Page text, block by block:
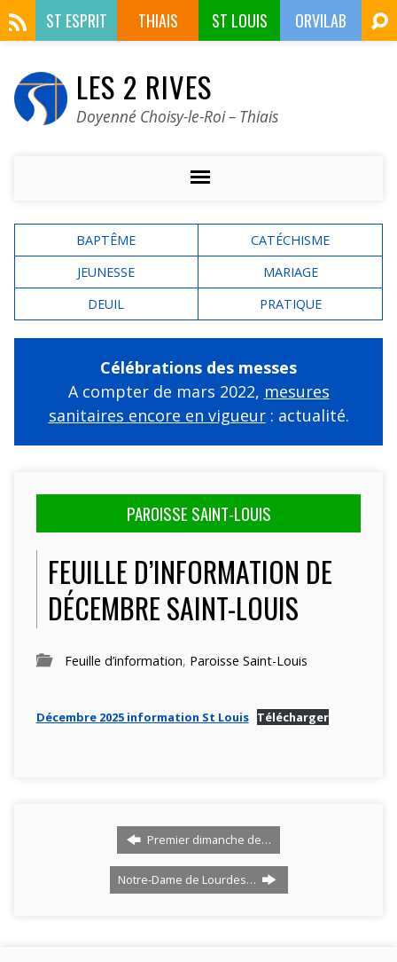
ST ESPRIT THIAIS ST LOUIS ORVILAB
LES 2 RIVES
Doyenné Choisy-le-Roi – Thiais
BAPTÊME
CATÉCHISME
JEUNESSE
MARIAGE
DEUIL
PRATIQUE
Célébrations des messes
A compter de mars 2022, mesures
sanitaires encore en vigueur: actualité.
PAROISSE SAINT-LOUIS
FEUILLE D’INFORMATION DE
DÉCEMBRE SAINT-LOUIS
Feuille d’information, Paroisse Saint-Louis
Décembre 2025 information St Louis Télécharger
Premier dimanche de…
Notre-Dame de Lourdes…